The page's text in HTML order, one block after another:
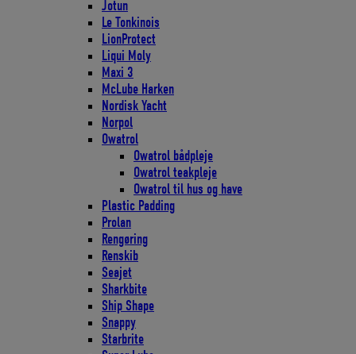
Jotun
Le Tonkinois
LionProtect
Liqui Moly
Maxi 3
McLube Harken
Nordisk Yacht
Norpol
Owatrol
Owatrol bådpleje
Owatrol teakpleje
Owatrol til hus og have
Plastic Padding
Prolan
Rengøring
Renskib
Seajet
Sharkbite
Ship Shape
Snappy
Starbrite